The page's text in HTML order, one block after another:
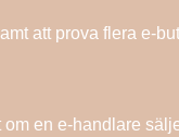
att prova flera e-
en e-handlare